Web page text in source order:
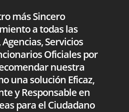
más Sincero
a todas las
Servicios
Oficiales por
nuestra
una solución Eficaz,
y Responsable en
para el Ciudadano